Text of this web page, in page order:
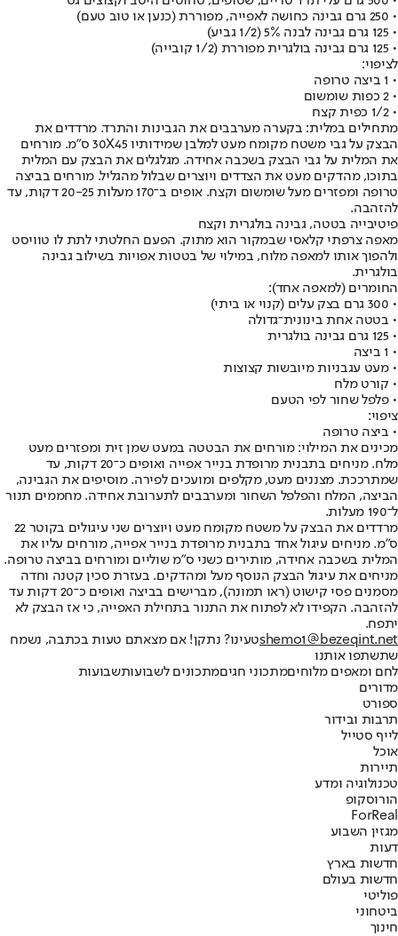
• 250 גרם גבינה כחושה לאפייה, מפוררת (כנען או טוב טעם)
• 125 גרם גבינה לבנה 5% (1/2 גביע)
• 125 גרם גבינה בולגרית מפוררת (1/2 קובייה)
לציפוי:
• 1 ביצה טרופה
• 2 כפות שומשום
• 1/2 כפית קצח
מתחילים במלית: בקערה מערבבים את הגבינות והתרד. מרדדים את
הבצק על גבי משטח מקומח מעט למלבן שמידותיו 30X45 ס"מ. מורחים
את המלית על גבי הבצק בשכבה אחידה. מגלגלים את הבצק עם המלית
בתוכו, מהדקים מעט את הצדדים ויוצרים שבלול מהגליל. מורחים בביצה
טרופה ומפזרים מעל שומשום וקצח. אופים ב־170 מעלות 20-25 דקות, עד
להזהבה.
פיטיבייה בטטה, גבינה בולגרית וקצח
מאפה צרפתי קלאסי שבמקור הוא מתוק. הפעם החלטתי לתת לו טוויסט
ולהפוך אותו למאפה מלוח, במילוי של בטטות אפויות בשילוב גבינה
בולגרית.
החומרים (למאפה אחד):
• 300 גרם בצק עלים (קנוי או ביתי)
• בטטה אחת בינונית־גדולה
• 125 גרם גבינה בולגרית
• 1 ביצה
• מעט עגבניות מיובשות קצוצות
• קורט מלח
• פלפל שחור לפי הטעם
ציפוי:
• ביצה טרופה
מכינים את המילוי: מורחים את הבטטה במעט שמן זית ומפזרים מעט
מלח. מניחים בתבנית מרופדת בנייר אפייה ואופים כ־20 דקות, עד
שמתרככת. מצננים מעט, מקלפים ומועכים לפירה. מוסיפים את הגבינה,
הביצה, המלח והפלפל השחור ומערבבים לתערובת אחידה. מחממים תנור
ל־190 מעלות.
מרדדים את הבצק על משטח מקומח מעט ויוצרים שני עיגולים בקוטר 22
ס"מ. מניחים עיגול אחד בתבנית מרופדת בנייר אפייה, מורחים עליו את
המלית בשכבה אחידה, מותירים כשני ס"מ שוליים ומורחים בביצה טרופה.
מניחים את עיגול הבצק הנוסף מעל ומהדקים. בעזרת סכין קטנה וחדה
מסמנים פסי קישוט (ראו תמונה), מברישים בביצה ואופים כ־20 דקות עד
להזהבה. הקפידו לא לפתוח את התנור בתחילת האפייה, כי אז הבצק לא
יתפח.
shemo1@bezeqint.netטעינו? נתקן! אם מצאתם טעות בכתבה, נשמח
שתשתפו אותנו
לחם ומאפים מלוחיםמתכוני חגיםמתכונים לשבועותשבועות
מדורים
ספורט
תרבות ובידור
לייף סטייל
אוכל
תיירות
טכנולוגיה ומדע
הורוסקופ
ForReal
מגזין השבוע
דעות
חדשות בארץ
חדשות בעולם
פוליטי
ביטחוני
חינוך